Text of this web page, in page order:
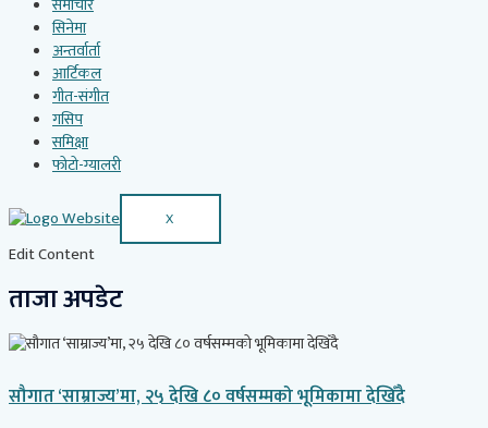
समाचार
सिनेमा
अन्तर्वार्ता
आर्टिकल
गीत-संगीत
गसिप
समिक्षा
फोटो-ग्यालरी
X
Edit Content
ताजा अपडेट
सौगात ‘साम्राज्य’मा, २५ देखि ८० वर्षसम्मको भूमिकामा देखिँदै